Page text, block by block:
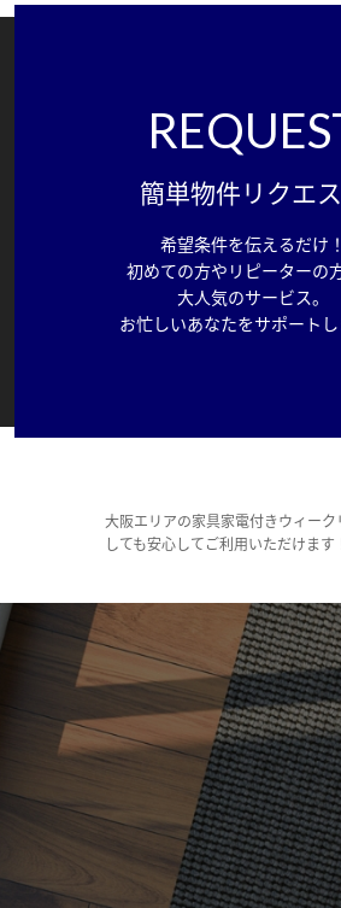
簡単物件リクエ
希望条件を伝えるだけ！
初めての方やリピーターの
大人気のサービス。
お忙しいあなたをサポートし
大阪エリアの家具家電付きウィー
しても安心してご利用いただけます